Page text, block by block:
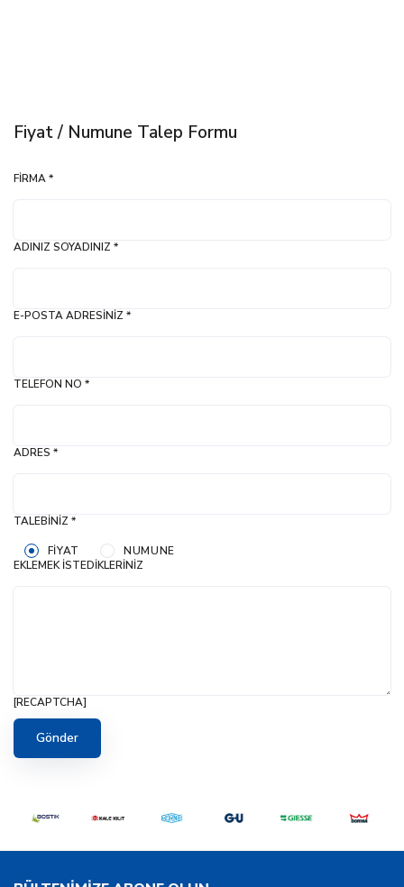
Fiyat / Numune Talep Formu
FIRMA *
ADINIZ SOYADINIZ *
E-POSTA ADRESINIZ *
TELEFON NO *
ADRES *
TALEBINIZ *
FIYAT
NUMUNE
EKLEMEK İSTEDIKLERINIZ
[RECAPTCHA]